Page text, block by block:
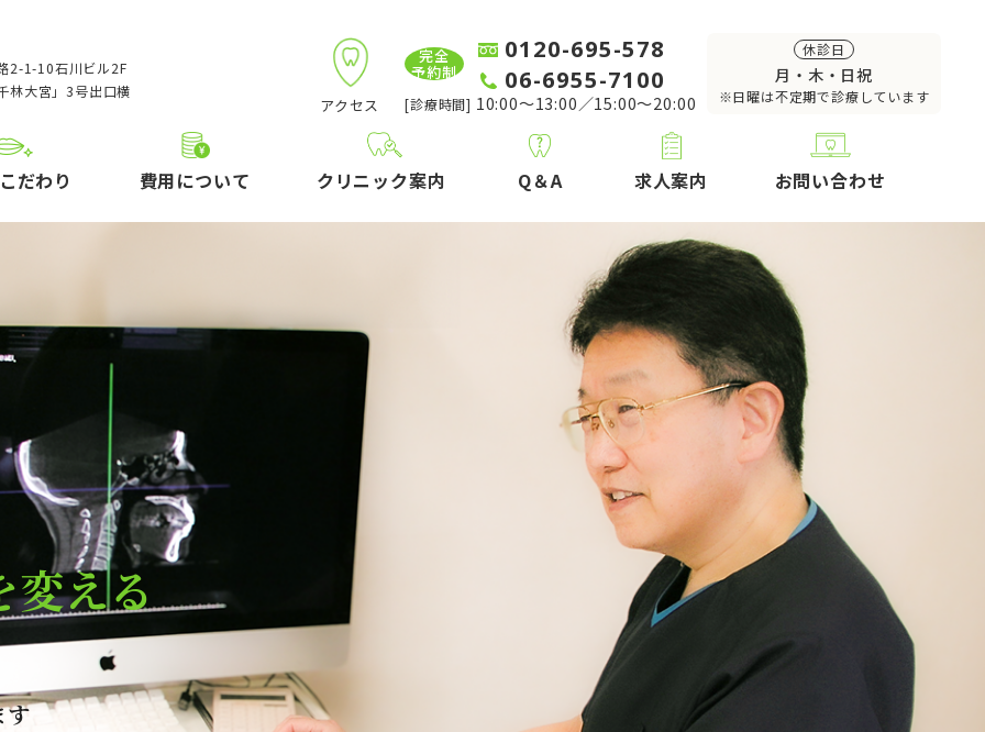
2-1-10石川ビル2F
林大宮」3号出口横
アクセス
完全
予約制
0120-695-578
06-6955-7100
[診療時間] 10:00～13:00／15:00～20:00
休診日
月・木・日祝
※日曜は不定期で診療しています
だわり 費用について クリニック案内 Q＆A 求人案内 お問い合わせ
変える
す